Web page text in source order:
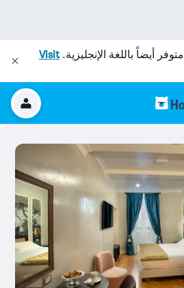
متوفر أيضاً باللغة الإنجليزية.Visit